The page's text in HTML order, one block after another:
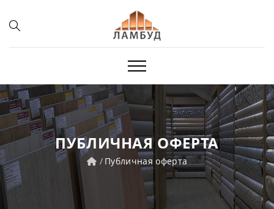
ПУБЛИЧНАЯ ОФЕРТА
Публичная оферта